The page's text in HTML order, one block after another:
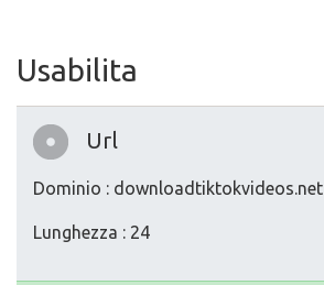
Usabilita
Url
Dominio : downloadtiktokvideos.net
Lunghezza : 24